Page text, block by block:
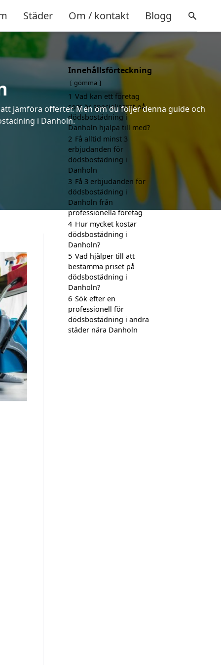
Städer Om / kontakt Blogg
jämföra offerter. Men om du följer denna guide och
i Danholn.
Innehållsförteckning
gömma
1 Vad kan ett företag
som är specialiserat på
dödsbostädning i
Danholn hjälpa till med?
2 Få alltid minst 3
erbjudanden för
dödsbostädning i
Danholn
3 Få 3 erbjudanden för
dödsbostädning i
Danholn från
professionella företag
4 Hur mycket kostar
dödsbostädning i
Danholn?
5 Vad hjälper till att
bestämma priset på
dödsbostädning i
Danholn?
6 Sök efter en
professionell för
dödsbostädning i andra
städer nära Danholn